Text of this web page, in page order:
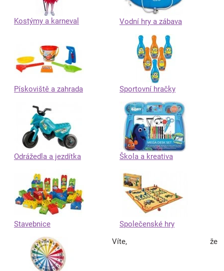
Kostýmy a karneval Vodní hry a zábava
Pískoviště a zahrada Sportovní hračky
Odrážedla a jezdítka Škola a kreativa
Stavebnice Společenské hry
Víte, že